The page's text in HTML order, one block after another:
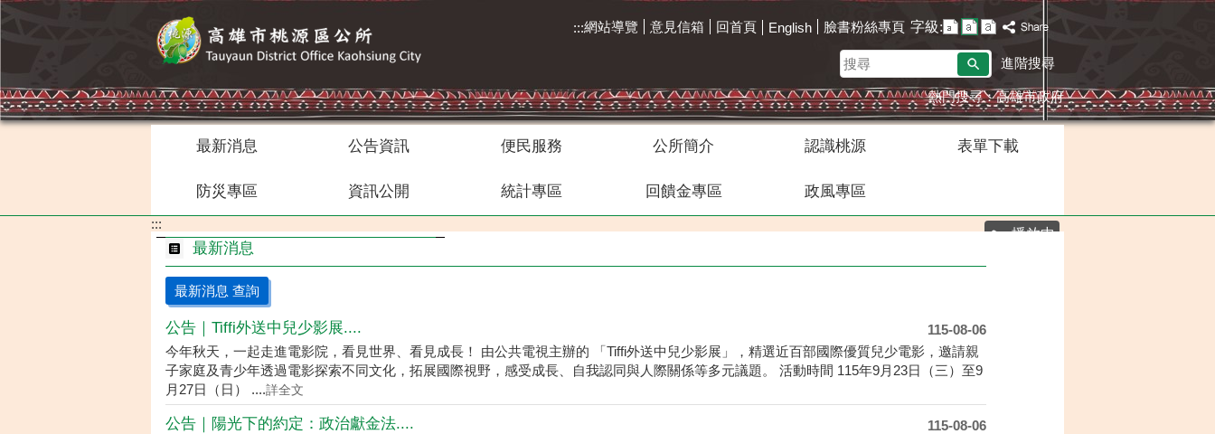
:::網站導覽 意見信箱 回首頁 English 臉書粉絲專頁 字級:
搜
尋
進階搜尋
熱門搜尋：高雄市政府
最新消息 公告資訊 便民服務 公所簡介 認識桃源 表單下載
防災專區 資訊公開 統計專區 回饋金專區 政風專區
播放中
:::
最新消息
最新消息 查詢
115-08-06
公告｜Tiffi外送中兒少影展....
今年秋天，一起走進電影院，看見世界、看見成長！ 由公共電視主辦的 「Tiffi外送中兒少影展」，精選近百部國際優質兒少電影，邀請親
子家庭及青少年透過電影探索不同文化，拓展國際視野，感受成長、自我認同與人際關係等多元議題。 活動時間 115年9月23日（三）至9
月27日（日） ....詳全文
115-08-06
公告｜陽光下的約定：政治獻金法....